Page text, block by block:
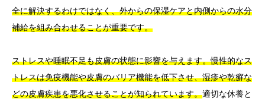
全に解決するわけではなく、外からの保湿ケアと内側からの水分
補給を組み合わせることが重要です。
ストレスや睡眠不足も皮膚の状態に影響を与えます。慢性的なス
トレスは免疫機能や皮膚のバリア機能を低下させ、湿疹や乾癬な
どの皮膚疾患を悪化させることが知られています。適切な休養と